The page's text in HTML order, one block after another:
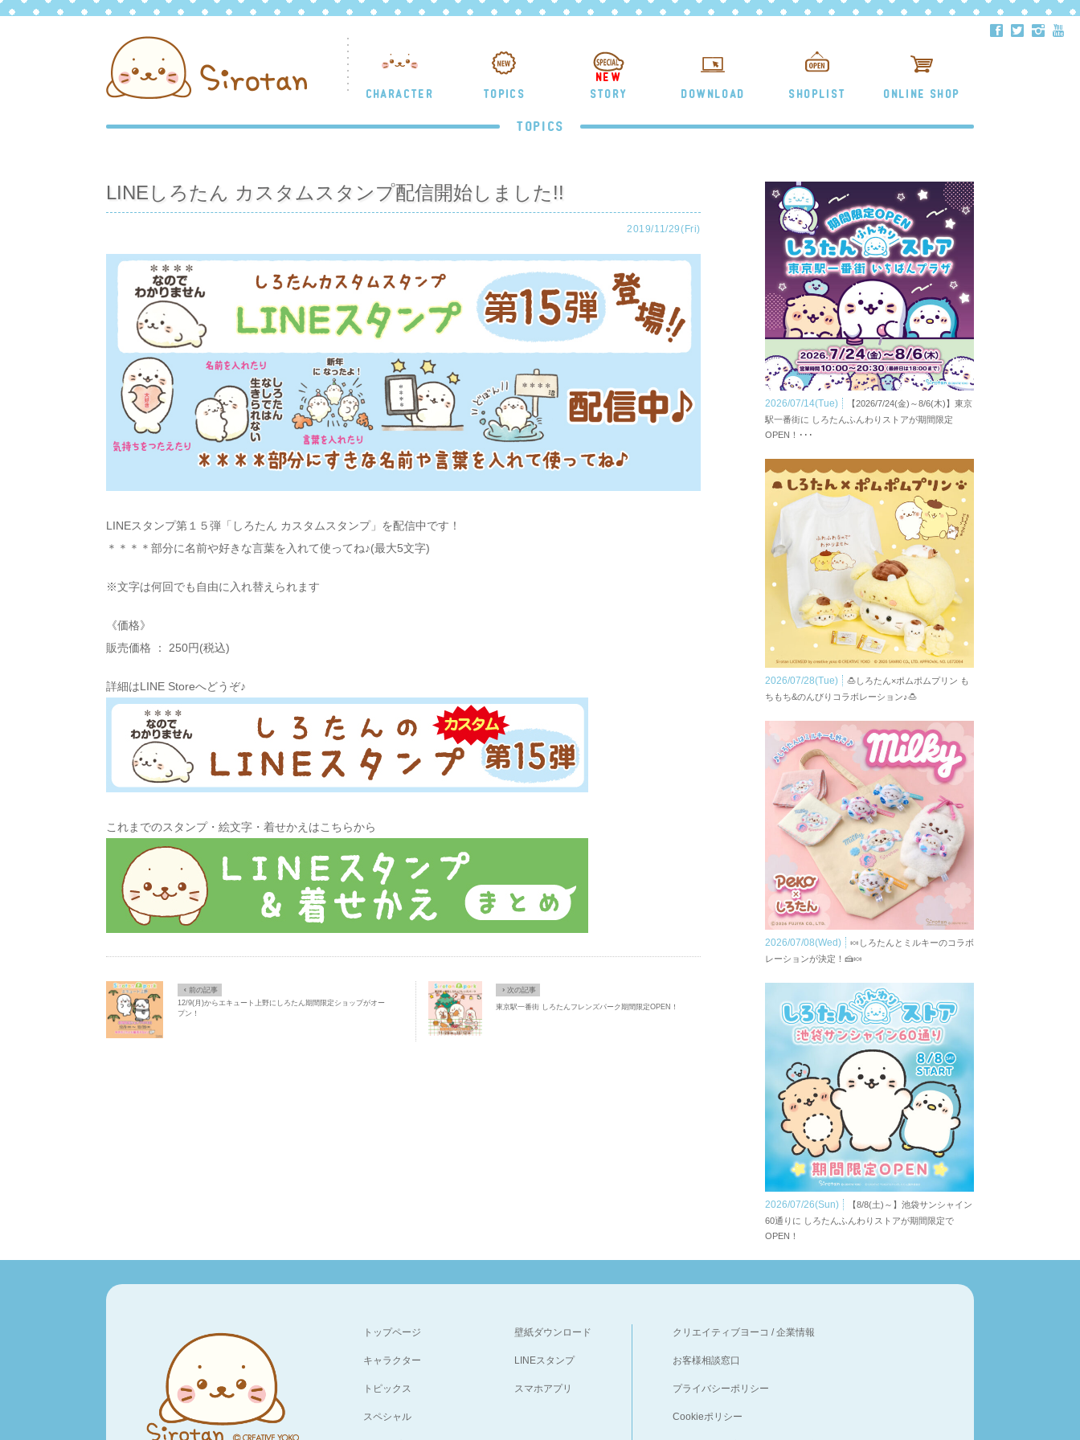
CHARACTER TOPICS
NEW
STORY
DOWNLOAD SHOPLIST ONLINE SHOP
ä å ë ð
TOPICS
LINEしろたん カスタムスタンプ配信開始しました!!
2019/11/29(Fri)
LINEスタンプ第１５弾「しろたん カスタムスタンプ」を配信中です！
＊＊＊＊部分に名前や好きな言葉を入れて使ってね♪(最大5文字)
※文字は何回でも自由に入れ替えられます
《価格》
販売価格 ： 250円(税込)
詳細はLINE Storeへどうぞ♪
これまでのスタンプ・絵文字・着せかえはこちらから
Ô 前の記事
12/9(月)からエキュート上野にしろたん期間限定ショップがオー
プン！
× 次の記事
東京駅一番街 しろたんフレンズパーク期間限定OPEN！
2026/07/14(Tue)
【2026/7/24(金)～8/6(木)】東京
駅一番街に しろたんふんわりストアが期間限定
OPEN！･･･
2026/07/28(Tue)
🍮しろたん×ポムポムプリン も
ちもち&のんびりコラボレーション♪🍮
2026/07/08(Wed)
🍬しろたんとミルキーのコラボ
レーションが決定！🍰🍬
2026/07/26(Sun)
【8/8(土)～】池袋サンシャイン
60通りに しろたんふんわりストアが期間限定で
OPEN！
トップページ
キャラクター
トピックス
スペシャル
壁紙ダウンロード
LINEスタンプ
スマホアプリ
クリエイティブヨーコ /企業情報
お客様相談窓口
プライバシーポリシー
Cookieポリシー